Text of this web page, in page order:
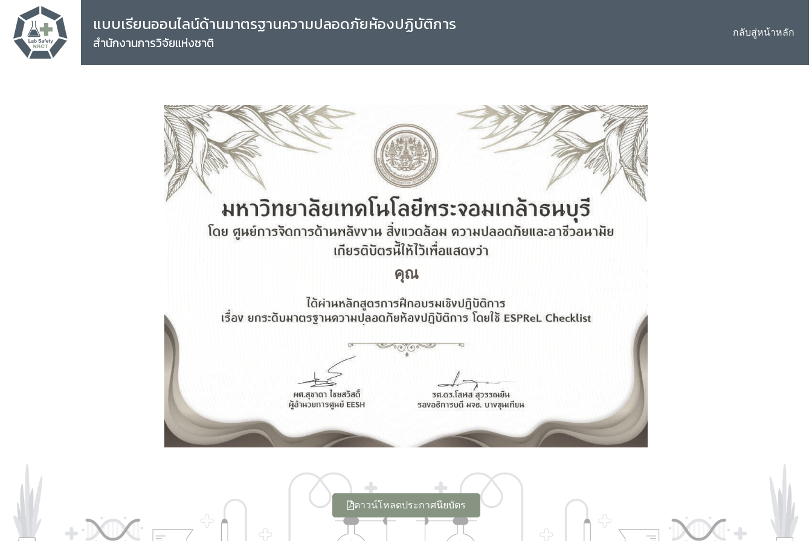
แบบเรียนออนไลน์ด้านมาตรฐานความปลอดภัยห้องปฏิบัติการ
สำนักงานการวิจัยแห่งชาติ
กลับสู่หน้าหลัก
คุณ
ดาวน์โหลดประกาศนียบัตร